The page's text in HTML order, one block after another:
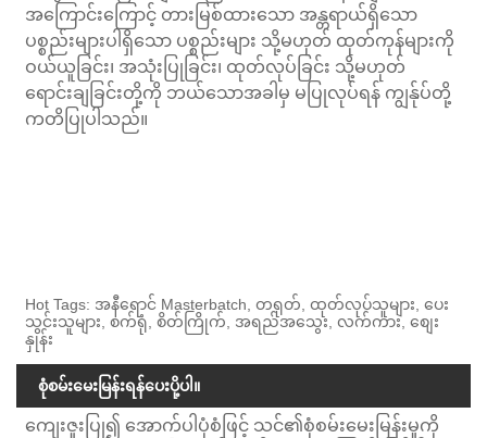
အကြောင်းကြောင့် တားမြစ်ထားသော အန္တရာယ်ရှိသော
ပစ္စည်းများပါရှိသော ပစ္စည်းများ သို့မဟုတ် ထုတ်ကုန်များကို
ဝယ်ယူခြင်း၊ အသုံးပြုခြင်း၊ ထုတ်လုပ်ခြင်း သို့မဟုတ်
ရောင်းချခြင်းတို့ကို ဘယ်သောအခါမှ မပြုလုပ်ရန် ကျွန်ုပ်တို့
ကတိပြုပါသည်။
Hot Tags: အနီရောင် Masterbatch, တရုတ်, ထုတ်လုပ်သူများ, ပေး
သွင်းသူများ, စက်ရုံ, စိတ်ကြိုက်, အရည်အသွေး, လက်ကား, စျေး
နှုန်း
စုံစမ်းမေးမြန်းရန်ပေးပို့ပါ။
ကျေးဇူးပြု၍ အောက်ပါပုံစံဖြင့် သင်၏စုံစမ်းမေးမြန်းမှုကို